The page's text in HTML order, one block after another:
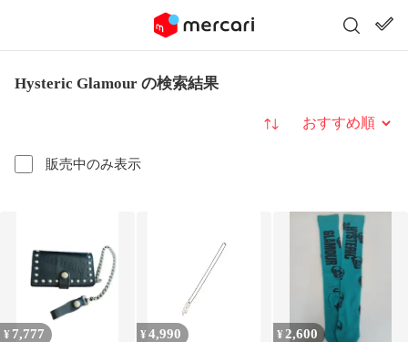
Hysteric Glamour の検索結果
販売中のみ表示
並び替え
¥ 7,777 ¥4,990 ¥ 2,600